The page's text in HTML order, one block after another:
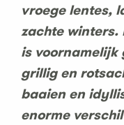
vroege lentes,
zachte winters.
is voornamelijk
grillig en
baaien en
enorme